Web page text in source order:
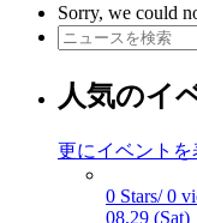
Sorry, we could
人気のイ
更にイベントを
0 Stars/ 0
08.29 (Sat)